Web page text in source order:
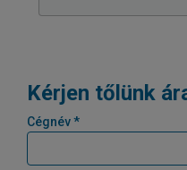
Kérjen tőlünk
Cégnév *